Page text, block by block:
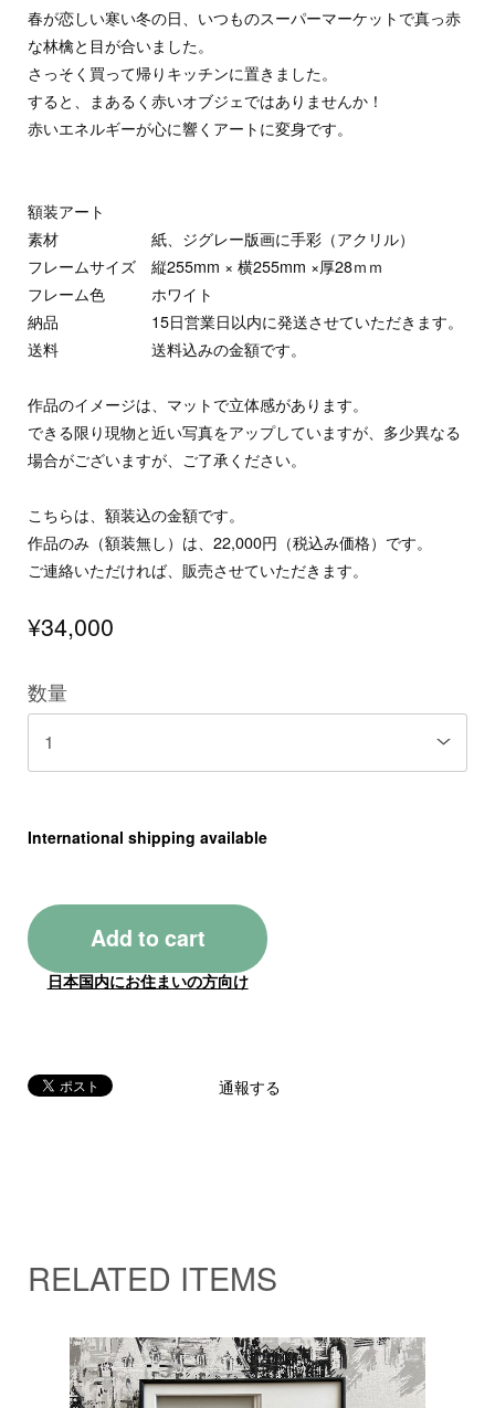
春が恋しい寒い冬の日、いつものスーパーマーケットで真っ赤
な林檎と目が合いました。
さっそく買って帰りキッチンに置きました。
すると、まあるく赤いオブジェではありませんか！
赤いエネルギーが心に響くアートに変身です。
額装アート
素材 紙、ジグレー版画に手彩（アクリル）
フレームサイズ 縦255mm × 横255mm ×厚28ｍｍ
フレーム色 ホワイト
納品 15日営業日以内に発送させていただきます。
送料 送料込みの金額です。
作品のイメージは、マットで立体感があります。
できる限り現物と近い写真をアップしていますが、多少異なる
場合がございますが、ご了承ください。
こちらは、額装込の金額です。
作品のみ（額装無し）は、22,000円（税込み価格）です。
ご連絡いただければ、販売させていただきます。
¥34,000
数量
International shipping available
Add to cart
日本国内にお住まいの方向け
通報する
RELATED ITEMS